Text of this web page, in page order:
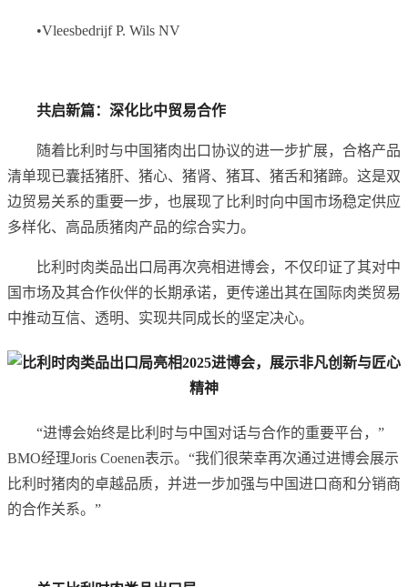
•Vleesbedrijf P. Wils NV
共启新篇：深化比中贸易合作
随着比利时与中国猪肉出口协议的进一步扩展，合格产品
清单现已囊括猪肝、猪心、猪肾、猪耳、猪舌和猪蹄。这是双
边贸易关系的重要一步，也展现了比利时向中国市场稳定供应
多样化、高品质猪肉产品的综合实力。
比利时肉类品出口局再次亮相进博会，不仅印证了其对中
国市场及其合作伙伴的长期承诺，更传递出其在国际肉类贸易
中推动互信、透明、实现共同成长的坚定决心。
“进博会始终是比利时与中国对话与合作的重要平台，”
BMO经理Joris Coenen表示。“我们很荣幸再次通过进博会展示
比利时猪肉的卓越品质，并进一步加强与中国进口商和分销商
的合作关系。”